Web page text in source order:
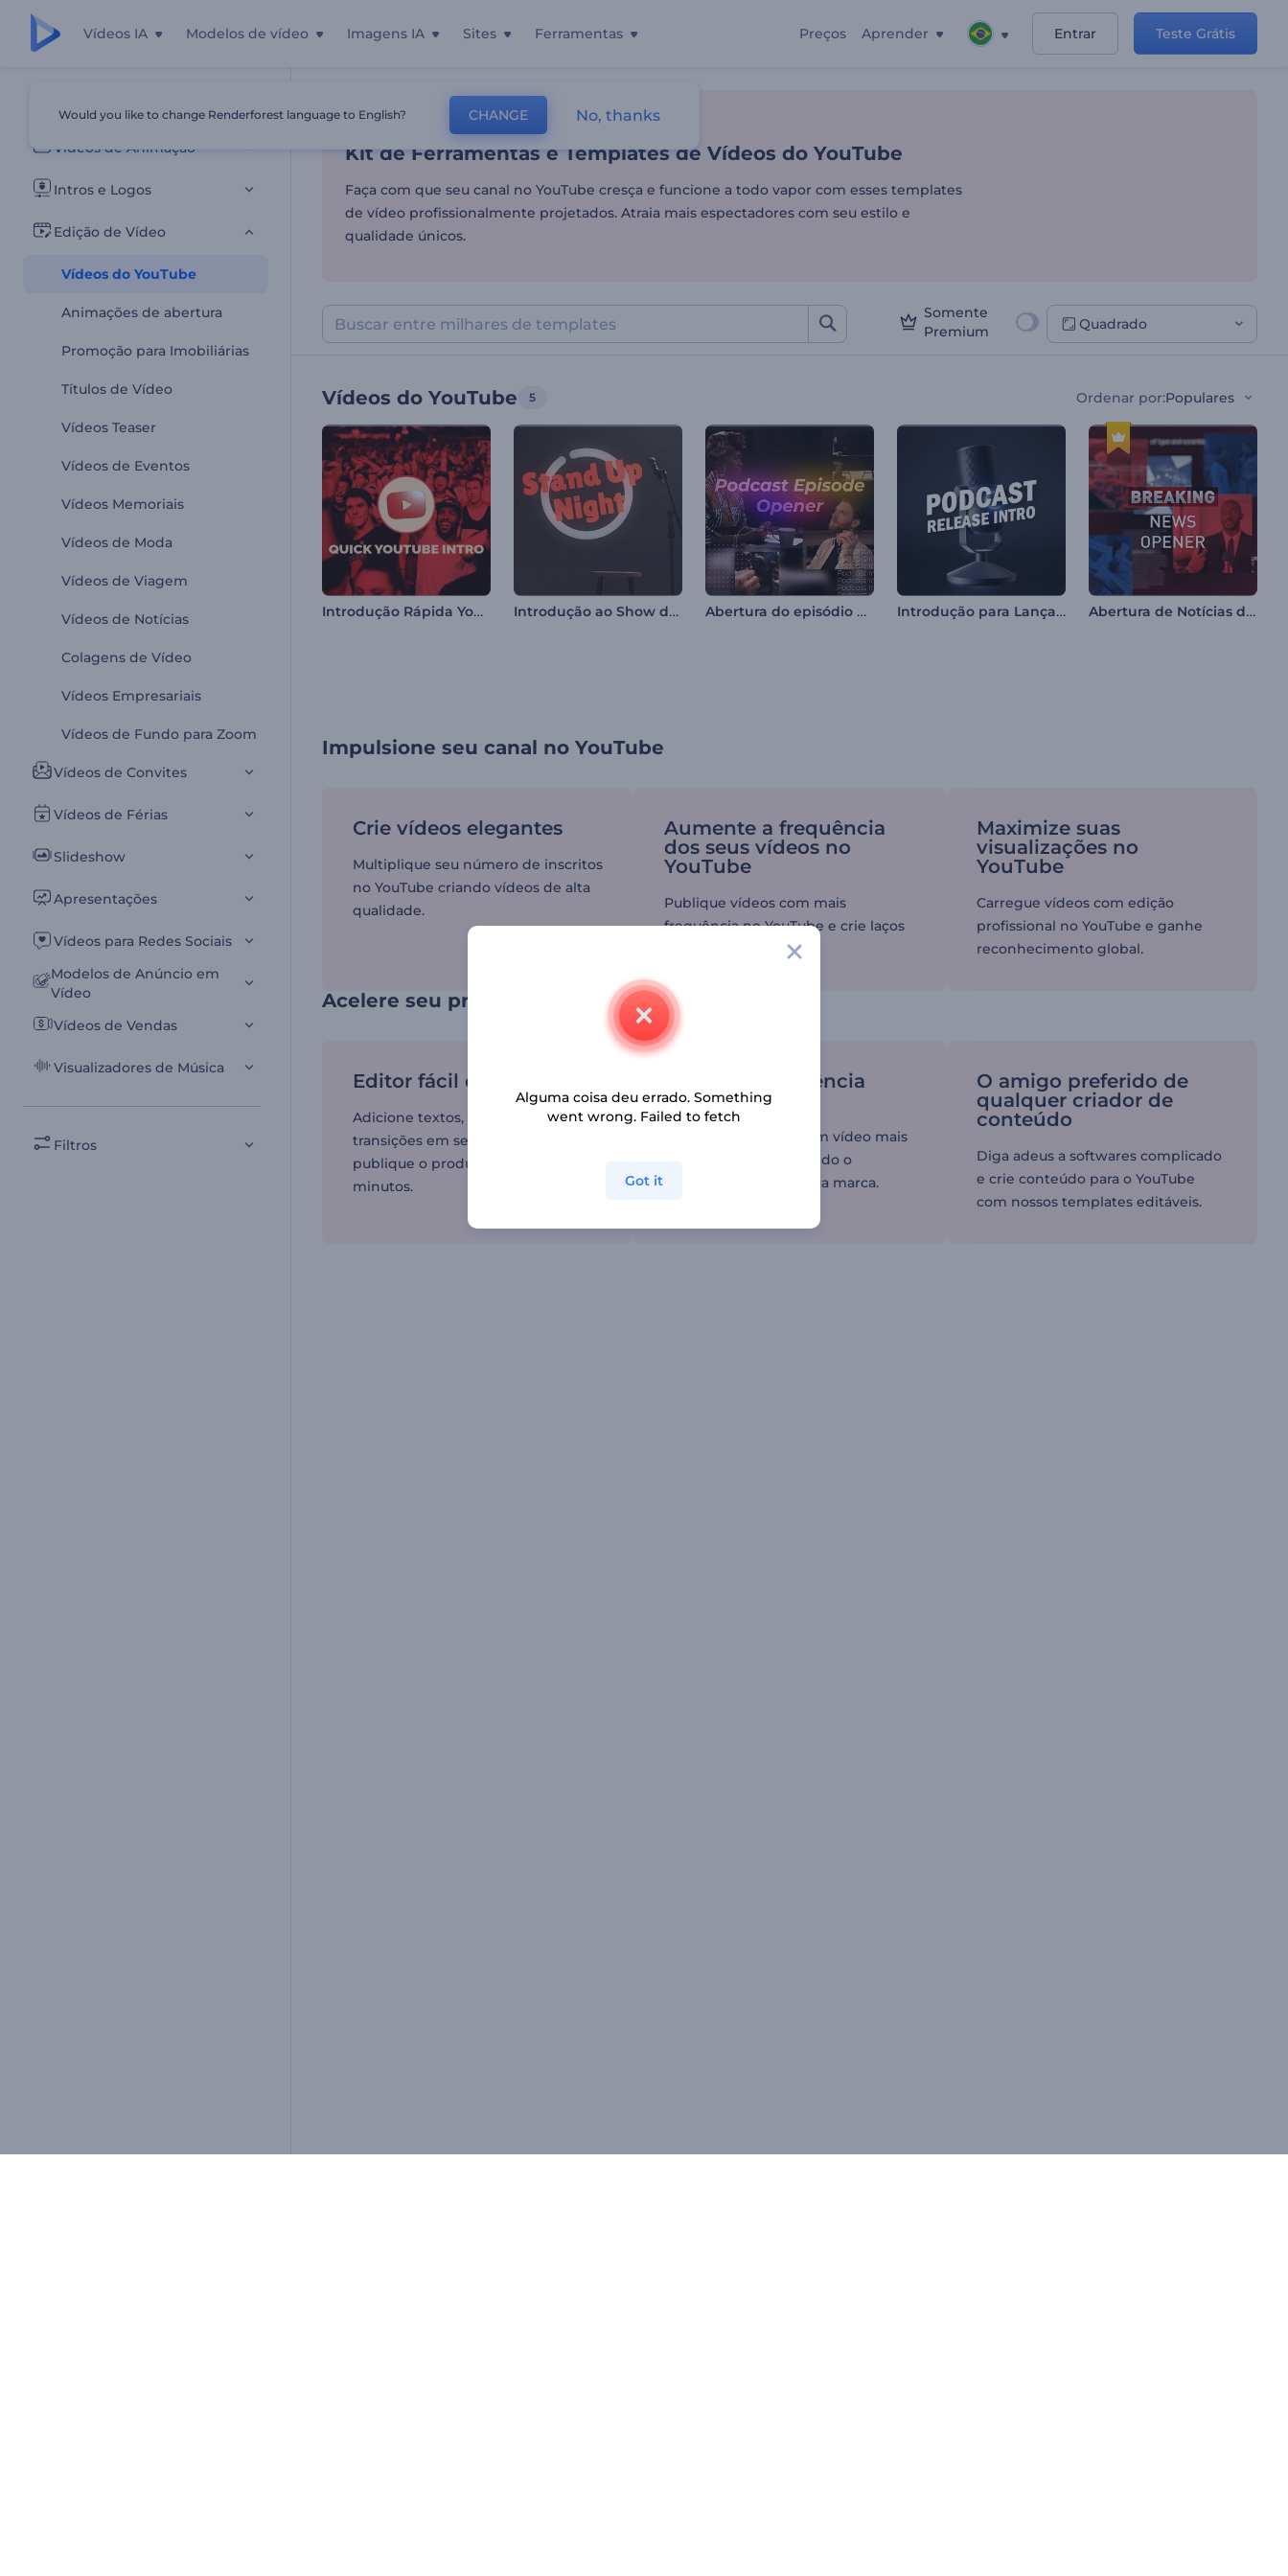
Vídeos IA Modelos de vídeo Imagens IA Sites Ferramentas Preços Aprender Entrar Teste Grátis
Todos os templates
Vídeos de Animação
Intros e Logos
Edição de Vídeo
Vídeos do YouTube
Animações de abertura
Promoção para Imobiliárias
Títulos de Vídeo
Vídeos Teaser
Vídeos de Eventos
Vídeos Memoriais
Vídeos de Moda
Vídeos de Viagem
Vídeos de Notícias
Colagens de Vídeo
Vídeos Empresariais
Vídeos de Fundo para Zoom
Vídeos de Convites
Vídeos de Férias
Slideshow
Apresentações
Vídeos para Redes Sociais
Modelos de Anúncio em
Vídeo
Vídeos de Vendas
Visualizadores de Música
Filtros
Kit de Ferramentas e Templates de Vídeos do YouTube
Início Templates Edição De Vídeo Vídeos Do YouTube
Kit de Ferramentas e Templates de Vídeos do YouTube
Faça com que seu canal no YouTube cresça e funcione a todo vapor com esses templates
de vídeo profissionalmente projetados. Atraia mais espectadores com seu estilo e
qualidade únicos.
Somente
Premium
Quadrado
Vídeos do YouTube 5 Ordenar por:Populares
Introdução Rápida YouTube Introdução ao Show de Stand-Up Abertura do episódio do podcast Introdução para Lançamento de Podcast Abertura de Notícias de Última Hora
Impulsione seu canal no YouTube
Crie vídeos elegantes
Multiplique seu número de inscritos
no YouTube criando vídeos de alta
qualidade.
Aumente a frequência
dos seus vídeos no
YouTube
Publique vídeos com mais
frequência no YouTube e crie laços
com seus inscritos.
Maximize suas
visualizações no
YouTube
Carregue vídeos com edição
profissional no YouTube e ganhe
reconhecimento global.
Acelere seu processo de edição de vídeos
Editor fácil de usar
Adicione textos, músicas, efeitos e
transições em seus vídeos e
publique o produto final em poucos
minutos.
Vídeos de aparência
profissional
Torne seu conteúdo em vídeo mais
envolvente, aumentando o
reconhecimento da sua marca.
O amigo preferido de
qualquer criador de
conteúdo
Diga adeus a softwares complicado
e crie conteúdo para o YouTube
com nossos templates editáveis.
Would you like to change Renderforest language to English? CHANGE No, thanks
Alguma coisa deu errado. Something
went wrong. Failed to fetch
Got it